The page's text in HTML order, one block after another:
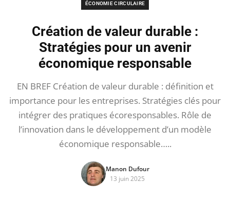
ÉCONOMIE CIRCULAIRE
Création de valeur durable :
Stratégies pour un avenir
économique responsable
EN BREF Création de valeur durable : définition et
importance pour les entreprises. Stratégies clés pour
intégrer des pratiques écoresponsables. Rôle de
l’innovation dans le développement d’un modèle
économique responsable…..
Manon Dufour
13 juin 2025